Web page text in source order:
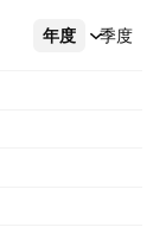
年度 季度
更多